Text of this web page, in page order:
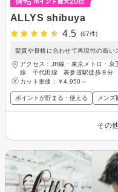
ALLYS shibuya
4.5
(67件)
髪質や骨格に合わせて再現性の高い
アクセス：JR線・東京メトロ・
線 千代田線 表参道駅徒歩８分
カット単価： ￥4,950～
ポイントが貯まる・使える メンズ
その